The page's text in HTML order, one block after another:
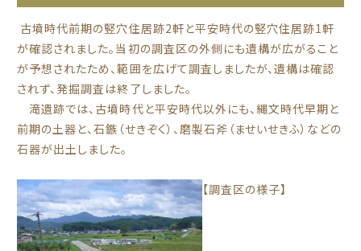
古墳時代前期の竪穴住居跡2軒と平安時代の竪穴住居跡1軒
が確認されました。当初の調査区の外側にも遺構が広がること
が予想されたため、範囲を広げて調査しましたが、遺構は確認
されず、発掘調査は終了しました。
滝遺跡では、古墳時代と平安時代以外にも、縄文時代早期と
前期の土器と、石鏃（せきぞく）、磨製石斧（ませいせきふ）などの
石器が出土しました。
【調査区の様子】